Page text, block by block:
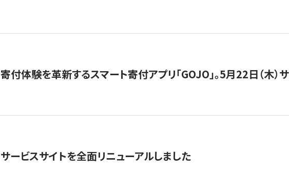
寄付体験を革新するスマート寄付アプリ「GOJO」。5月22日（木）
サービスサイトを全面リニューアルしました